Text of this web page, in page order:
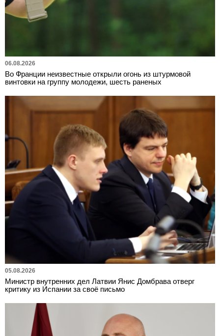
06.08.2026
Во Франции неизвестные открыли огонь из штурмовой
винтовки на группу молодежи, шесть раненых
05.08.2026
Министр внутренних дел Латвии Янис Домбрава отверг
критику из Испании за своё письмо